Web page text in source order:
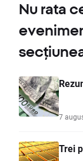
Nu rata
7
Trei